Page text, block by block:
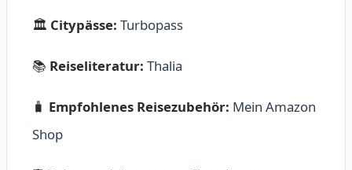
🏛️ Citypässe: Turbopass
📚 Reiseliteratur: Thalia
🧳​ Empfohlenes Reisezubehör: Mein Amazon
Shop